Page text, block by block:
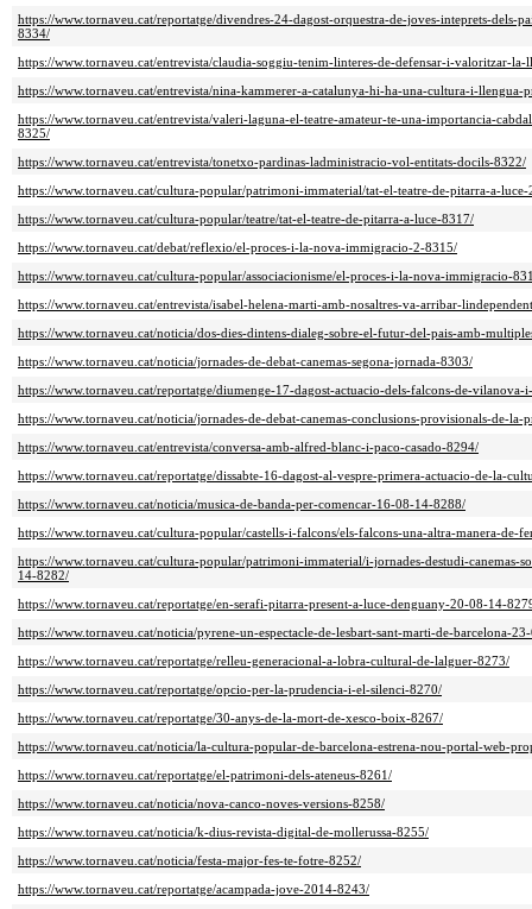
https://www.tornaveu.cat/reportatge/divendres-24-dagost-orquestra-de-joves-inteprets-dels-
8334/
https://www.tornaveu.cat/entrevista/claudia-soggiu-tenim-linteres-de-defensar-i-valoritzar-la-
https://www.tornaveu.cat/entrevista/nina-kammerer-a-catalunya-hi-ha-una-cultura-i-
https://www.tornaveu.cat/entrevista/valeri-laguna-el-teatre-amateur-te-una-importancia-
8325/
https://www.tornaveu.cat/entrevista/tonetxo-pardinas-ladministracio-vol-entitats-docils-8322/
https://www.tornaveu.cat/cultura-popular/patrimoni-immaterial/tat-el-teatre-de-pitarra-a-
https://www.tornaveu.cat/cultura-popular/teatre/tat-el-teatre-de-pitarra-a-luce-8317/
https://www.tornaveu.cat/debat/reflexio/el-proces-i-la-nova-immigracio-2-8315/
https://www.tornaveu.cat/cultura-popular/associacionisme/el-proces-i-la-nova-immigracio-
https://www.tornaveu.cat/entrevista/isabel-helena-marti-amb-nosaltres-va-arribar-
https://www.tornaveu.cat/noticia/dos-dies-dintens-dialeg-sobre-el-futur-del-pais-amb-
https://www.tornaveu.cat/noticia/jornades-de-debat-canemas-segona-jornada-8303/
https://www.tornaveu.cat/reportatge/diumenge-17-dagost-actuacio-dels-falcons-de-
https://www.tornaveu.cat/noticia/jornades-de-debat-canemas-conclusions-provisionals-de-la-
https://www.tornaveu.cat/entrevista/conversa-amb-alfred-blanc-i-paco-casado-8294/
https://www.tornaveu.cat/reportatge/dissabte-16-dagost-al-vespre-primera-actuacio-de-la-
https://www.tornaveu.cat/noticia/musica-de-banda-per-comencar-16-08-14-8288/
https://www.tornaveu.cat/cultura-popular/castells-i-falcons/els-falcons-una-altra-manera-de-
https://www.tornaveu.cat/cultura-popular/patrimoni-immaterial/i-jornades-destudi-canemas-
14-8282/
https://www.tornaveu.cat/reportatge/en-serafi-pitarra-present-a-luce-denguany-20-08-14-
https://www.tornaveu.cat/noticia/pyrene-un-espectacle-de-lesbart-sant-marti-de-barcelona-
https://www.tornaveu.cat/reportatge/relleu-generacional-a-lobra-cultural-de-lalguer-8273/
https://www.tornaveu.cat/reportatge/opcio-per-la-prudencia-i-el-silenci-8270/
https://www.tornaveu.cat/reportatge/30-anys-de-la-mort-de-xesco-boix-8267/
https://www.tornaveu.cat/noticia/la-cultura-popular-de-barcelona-estrena-nou-portal-web-
https://www.tornaveu.cat/reportatge/el-patrimoni-dels-ateneus-8261/
https://www.tornaveu.cat/noticia/nova-canco-noves-versions-8258/
https://www.tornaveu.cat/noticia/k-dius-revista-digital-de-mollerussa-8255/
https://www.tornaveu.cat/noticia/festa-major-fes-te-fotre-8252/
https://www.tornaveu.cat/reportatge/acampada-jove-2014-8243/